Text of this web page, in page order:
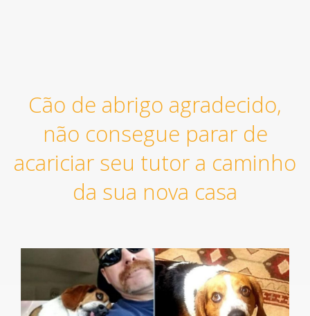
Cão de abrigo agradecido,
não consegue parar de
acariciar seu tutor a caminho
da sua nova casa